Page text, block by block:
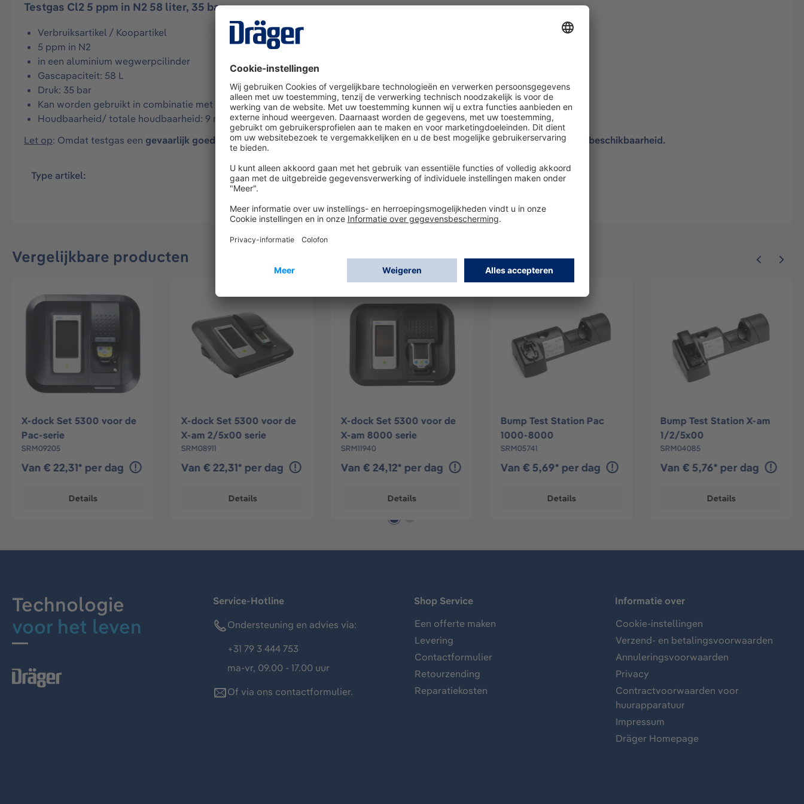
Testgas Cl2 5 ppm in N2 58 liter, 35 bar
Verbruiksartikel / Koopartikel
5 ppm in N2
in een aluminium wegwerpcilinder
Gascapaciteit: 58 L
Druk: 35 bar
Kan worden gebruikt in combinatie met het Dräger Bumptest Station en het Dräger X-dock.
Houdbaarheid/ totale houdbaarheid: 9 maanden
Let op: Omdat testgas een gevaarlijk goed is , wordt hetapart verzonden. Delevertijd bedraagt 3-4 dagen, afhankelijk van de beschikbaarheid.
Type artikel: Verbruiksmateriaal
Vergelijkbare producten
X-dock Set 5300 voor de
Pac-serie
SRM09205
Van € 22,31* per dag
Details
X-dock Set 5300 voor de
X-am 2/5x00 serie
SRM08911
Van € 22,31* per dag
Details
X-dock Set 5300 voor de
X-am 8000 serie
SRM11940
Van € 24,12* per dag
Details
Bump Test Station Pac
1000-8000
SRM05741
Van € 5,69* per dag
Details
Bump Test Station X-am
1/2/5x00
SRM04085
Van € 5,76* per dag
Details
Technologie
voor het leven
Service-Hotline
Ondersteuning en advies via:
+31 79 3 444 753
ma-vr, 09.00 - 17.00 uur
Of via ons contactformulier.
Shop Service
Een offerte maken
Levering
Contactformulier
Retourzending
Reparatiekosten
Informatie over
Cookie-instellingen
Verzend- en betalingsvoorwaarden
Annuleringsvoorwaarden
Privacy
Contractvoorwaarden voor
huurapparatuur
Impressum
Dräger Homepage